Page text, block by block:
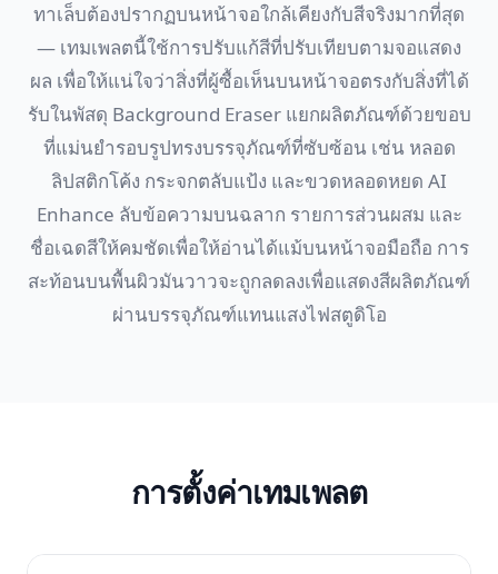
ทาเล็บต้องปรากฏบนหน้าจอใกล้เคียงกับสีจริงมากที่สุด
— เทมเพลตนี้ใช้การปรับแก้สีที่ปรับเทียบตามจอแสดง
ผล เพื่อให้แน่ใจว่าสิ่งที่ผู้ซื้อเห็นบนหน้าจอตรงกับสิ่งที่ได้
รับในพัสดุ Background Eraser แยกผลิตภัณฑ์ด้วยขอบ
ที่แม่นยำรอบรูปทรงบรรจุภัณฑ์ที่ซับซ้อน เช่น หลอด
ลิปสติกโค้ง กระจกตลับแป้ง และขวดหลอดหยด AI
Enhance ลับข้อความบนฉลาก รายการส่วนผสม และ
ชื่อเฉดสีให้คมชัดเพื่อให้อ่านได้แม้บนหน้าจอมือถือ การ
สะท้อนบนพื้นผิวมันวาวจะถูกลดลงเพื่อแสดงสีผลิตภัณฑ์
ผ่านบรรจุภัณฑ์แทนแสงไฟสตูดิโอ
การตั้งค่าเทมเพลต